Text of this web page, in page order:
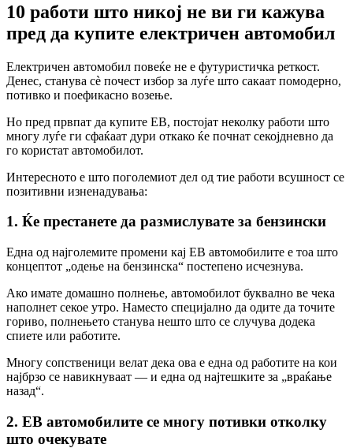
10 работи што никој не ви ги кажува
пред да купите електричен автомобил
Електричен автомобил повеќе не е футуристичка реткост.
Денес, станува сè почест избор за луѓе што сакаат помодерно,
потивко и поефикасно возење.
Но пред првпат да купите ЕВ, постојат неколку работи што
многу луѓе ги сфаќаат дури откако ќе почнат секојдневно да
го користат автомобилот.
Интересното е што поголемиот дел од тие работи всушност се
позитивни изненадувања:
1. Ќе престанете да размислувате за бензински
Една од најголемите промени кај ЕВ автомобилите е тоа што
концептот „одење на бензинска“ постепено исчезнува.
Ако имате домашно полнење, автомобилот буквално ве чека
наполнет секое утро. Наместо специјално да одите да точите
гориво, полнењето станува нешто што се случува додека
спиете или работите.
Многу сопственици велат дека ова е една од работите на кои
најбрзо се навикнуваат — и една од најтешките за „враќање
назад“.
2. ЕВ автомобилите се многу потивки отколку
што очекувате